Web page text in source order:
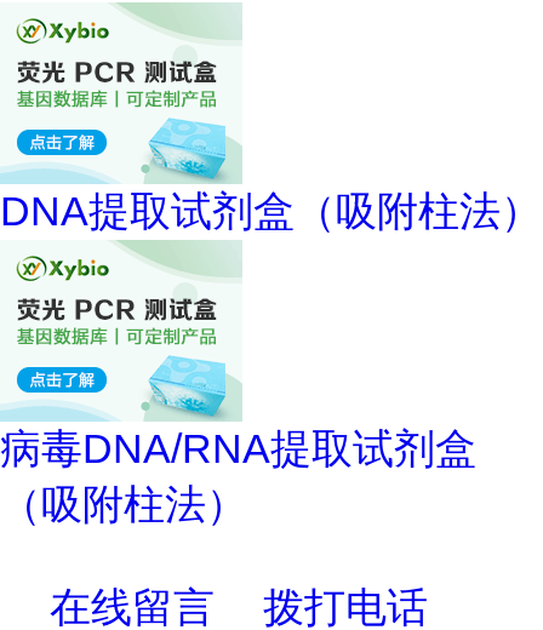
DNA提取试剂盒（吸附柱法）
病毒DNA/RNA提取试剂盒
（吸附柱法）
在线留言 拨打电话